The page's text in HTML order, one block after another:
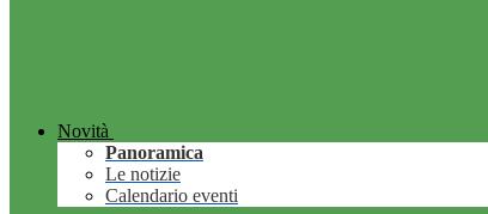
Novità
Panoramica
Le notizie
Calendario eventi